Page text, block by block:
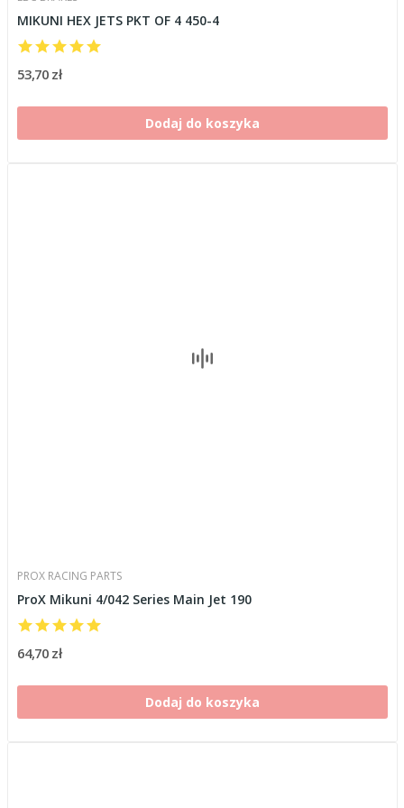
MIKUNI HEX JETS PKT OF 4 450-4
53,70 zł
Dodaj do koszyka
PROX RACING PARTS
ProX Mikuni 4/042 Series Main Jet 190
64,70 zł
Dodaj do koszyka